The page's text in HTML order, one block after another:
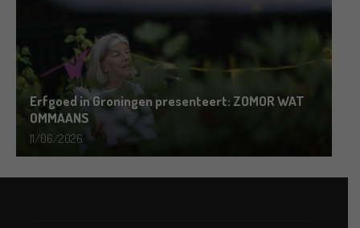
Erfgoed in Groningen presenteert: ZOMOR WAT
OMMAANS
11/06/2026